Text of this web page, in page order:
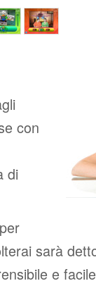
con
di
sarà
e